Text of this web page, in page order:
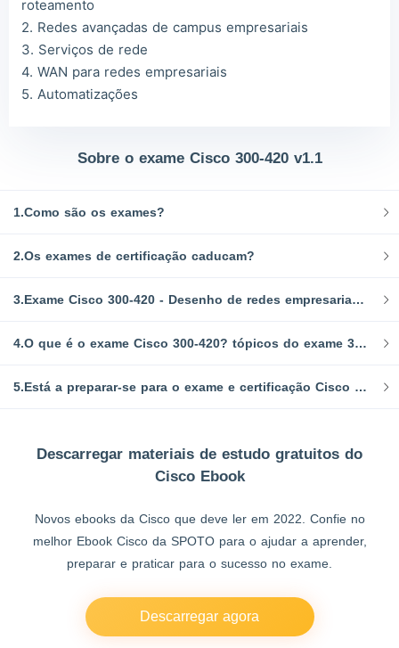
roteamento
2. Redes avançadas de campus empresariais
3. Serviços de rede
4. WAN para redes empresariais
5. Automatizações
Sobre o exame Cisco 300-420 v1.1
1.Como são os exames?
2.Os exames de certificação caducam?
3.Exame Cisco 300-420 - Desenho de redes empresariais da Cisco (ENSLD)
4.O que é o exame Cisco 300-420? tópicos do exame 300-420 ENSLD v1.1
5.Está a preparar-se para o exame e certificação Cisco 300-420 em Enterprise Network Design?
Descarregar materiais de estudo gratuitos do
Cisco Ebook
Novos ebooks da Cisco que deve ler em 2022. Confie no
melhor Ebook Cisco da SPOTO para o ajudar a aprender,
preparar e praticar para o sucesso no exame.
Descarregar agora